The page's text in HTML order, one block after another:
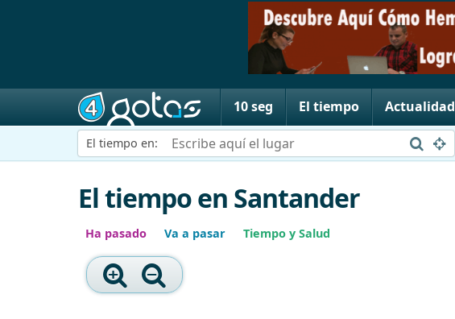
10 seg El tiempo Actualidad
El tiempo en:
El tiempo en Santander
Ha pasado Va a pasar Tiempo y Salud